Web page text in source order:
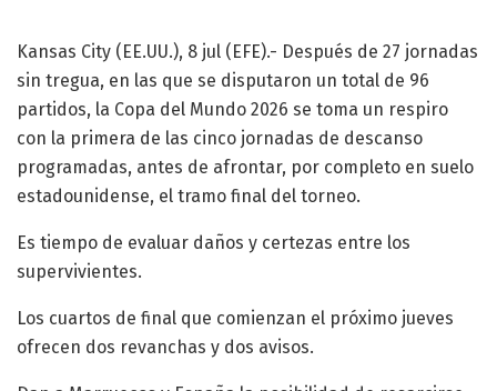
Kansas City (EE.UU.), 8 jul (EFE).- Después de 27 jornadas
sin tregua, en las que se disputaron un total de 96
partidos, la Copa del Mundo 2026 se toma un respiro
con la primera de las cinco jornadas de descanso
programadas, antes de afrontar, por completo en suelo
estadounidense, el tramo final del torneo.
Es tiempo de evaluar daños y certezas entre los
supervivientes.
Los cuartos de final que comienzan el próximo jueves
ofrecen dos revanchas y dos avisos.